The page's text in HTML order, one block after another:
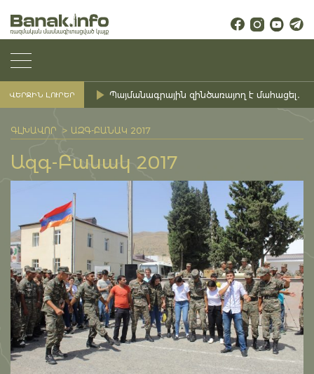
ՎԵՐՋԻՆ ԼՈՒՐԵՐ Պայմանագրային զինծառայող է մահացել․
ԳԼԽԱՎՈՐ ԱԶԳ-ԲԱՆԱԿ 2017
Ազգ-Բանակ 2017